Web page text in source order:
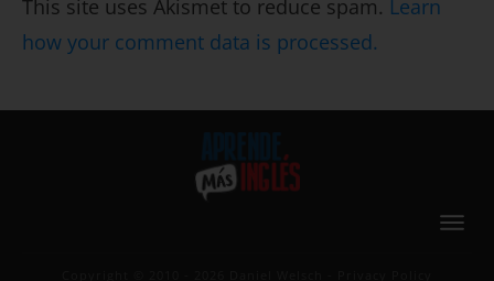
This site uses Akismet to reduce spam. Learn
how your comment data is processed.